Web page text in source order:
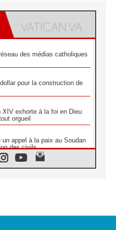
des médias catholiques
pour la construction de
XIV exhorte à la foi en Dieu
orgueil
un appel à la paix au Soudan
des civils
Abeba du SCEAM sur